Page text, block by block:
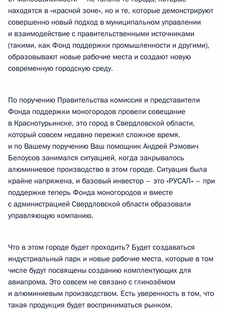
находятся в «красной зоне», но и те, которые демонстрируют
совершенно новый подход в муниципальном управлении
и взаимодействие с правительственными источниками
(такими, как Фонд поддержки промышленности и другими),
образовывают новые рабочие места и создают новую
современную городскую среду.
По поручению Правительства комиссия и представители
Фонда поддержки моногородов провели совещание
в Краснотурьинске, это город в Свердловской области,
который совсем недавно пережил сложное время,
и по Вашему поручению Ваш помощник Андрей Рэмович
Белоусов занимался ситуацией, когда закрывалось
алюминиевое производство в этом городе. Ситуация была
крайне напряжена, и базовый инвестор – это «РУСАЛ» – при
поддержке теперь Фонда моногородов и вместе
с администрацией Свердловской области образовали
управляющую компанию.
Что в этом городе будет проходить? Будет создаваться
индустриальный парк и новые рабочие места, которые в том
числе будут посвящены созданию комплектующих для
авиапрома. Это совсем не связано с глинозёмом
и алюминиевым производством. Есть уверенность в том, что
такая продукция будет восприниматься рынком.